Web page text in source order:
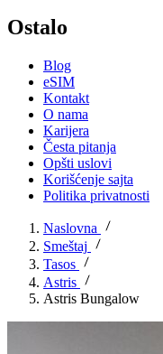
Ostalo
Blog
eSIM
Kontakt
O nama
Karijera
Česta pitanja
Opšti uslovi
Korišćenje sajta
Politika privatnosti
Naslovna
Smeštaj
Tasos
Astris
Astris Bungalow